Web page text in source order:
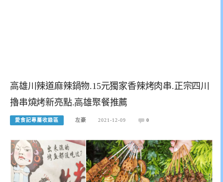
高雄川辣道麻辣鍋物.15元獨家香辣烤肉串.正宗四川
擼串燒烤新亮點.高雄聚餐推薦
愛食記專屬收錄區 左豪 2021-12-09 0